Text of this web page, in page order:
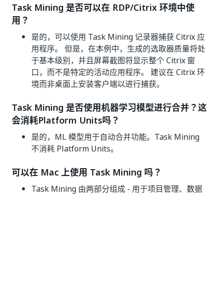
Task Mining 是否可以在 RDP/Citrix 环境中使
用？
是的，可以使用 Task Mining 记录器捕获 Citrix 应
用程序。 但是，在本例中，生成的选取器质量将处
于基本级别，并且屏幕截图将显示整个 Citrix 窗
口，而不是特定的活动应用程序。 建议在 Citrix 环
境而非桌面上安装客户端以进行捕获。
Task Mining 是否使用机器学习模型进行合并？这
会消耗Platform Units吗？
是的，ML 模型用于自动合并功能。Task Mining
不消耗 Platform Units。
可以在 Mac 上使用 Task Mining 吗？
Task Mining 由两部分组成 - 用于项目管理、数据